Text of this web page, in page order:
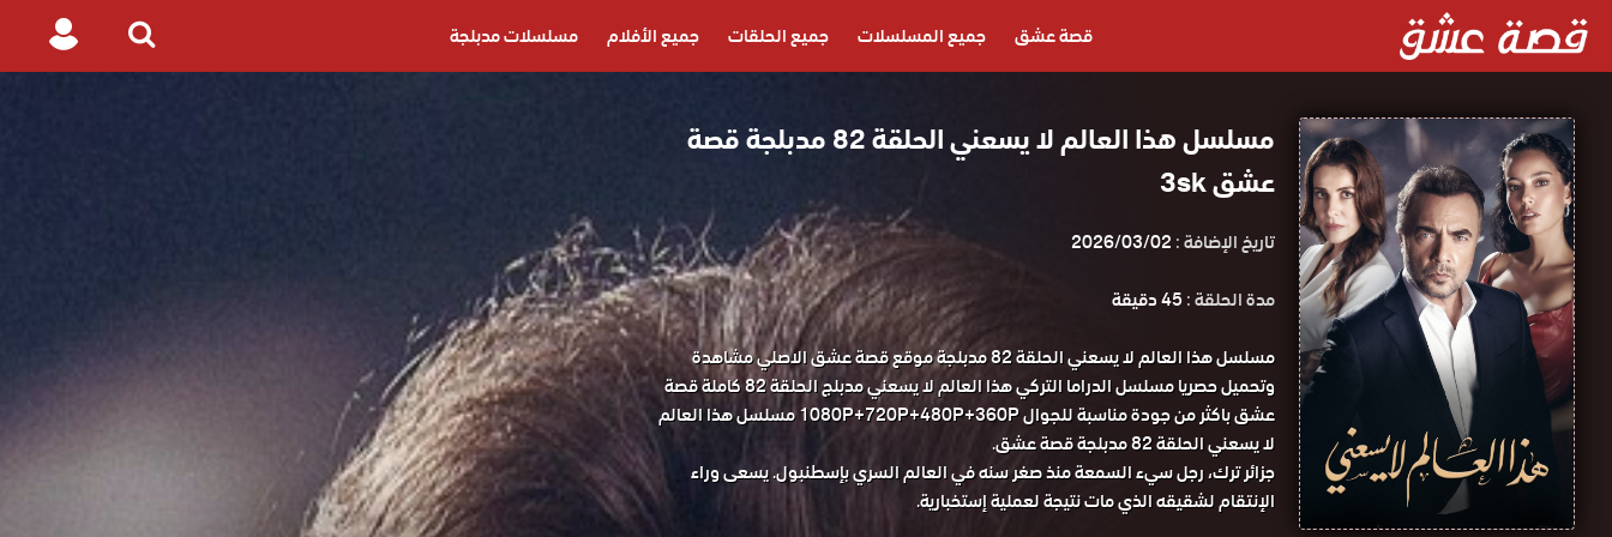
قصة عشق جميع المسلسلات جميع الحلقات جميع الأفلام مسلسلات مدبلجة
Search
Login
مسلسل هذا العالم لا يسعني الحلقة 82 مدبلجة قصة
عشق 3sk
تاريخ الإضافة :2026/03/02
مدة الحلقة :45 دقيقة
مسلسل هذا العالم لا يسعني الحلقة 82 مدبلجة موقع قصة عشق الاصلي مشاهدة
وتحميل حصريا مسلسل الدراما التركي هذا العالم لا يسعني مدبلج الحلقة 82 كاملة قصة
عشق باكثر من جودة مناسبة للجوال 1080P+720P+480P+360P مسلسل هذا العالم
لا يسعني الحلقة 82 مدبلجة قصة عشق.
جزائر ترك، رجل سيء السمعة منذ صغر سنه في العالم السري بإسطنبول. يسعى وراء
الإنتقام لشقيقه الذي مات نتيجة لعملية إستخبارية.